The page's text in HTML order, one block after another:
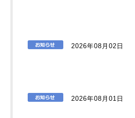
2026年08月02日
2026年08月01日